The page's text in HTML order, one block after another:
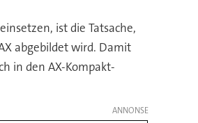
ist die Tatsache,
abgebildet wird. Damit
in den AX-Kompakt-